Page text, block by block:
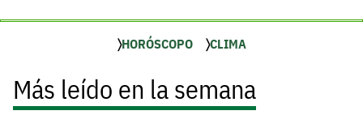
HORÓSCOPO CLIMA
Más leído en la semana